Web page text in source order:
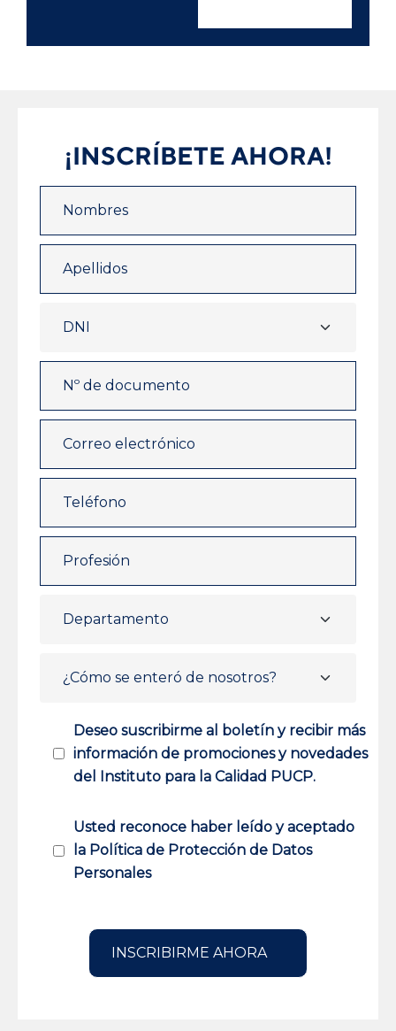
¡INSCRÍBETE AHORA!
Deseo suscribirme al boletín y recibir más
información de promociones y novedades
del Instituto para la Calidad PUCP.
Usted reconoce haber leído y aceptado
la Política de Protección de Datos
Personales